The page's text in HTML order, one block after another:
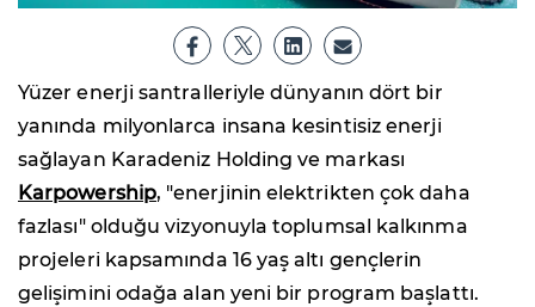
Yüzer enerji santralleriyle dünyanın dört bir
yanında milyonlarca insana kesintisiz enerji
sağlayan Karadeniz Holding ve markası
Karpowership, "enerjinin elektrikten çok daha
fazlası" olduğu vizyonuyla toplumsal kalkınma
projeleri kapsamında 16 yaş altı gençlerin
gelişimini odağa alan yeni bir program başlattı.